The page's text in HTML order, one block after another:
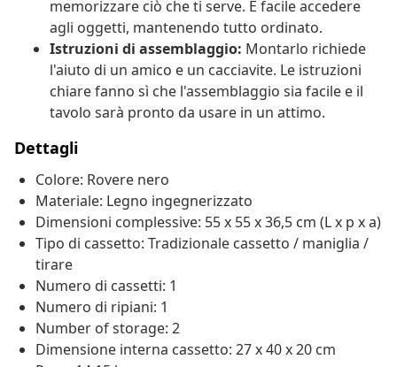
memorizzare ciò che ti serve. È facile accedere
agli oggetti, mantenendo tutto ordinato.
Istruzioni di assemblaggio: Montarlo richiede
l'aiuto di un amico e un cacciavite. Le istruzioni
chiare fanno sì che l'assemblaggio sia facile e il
tavolo sarà pronto da usare in un attimo.
Dettagli
Colore: Rovere nero
Materiale: Legno ingegnerizzato
Dimensioni complessive: 55 x 55 x 36,5 cm (L x p x a)
Tipo di cassetto: Tradizionale cassetto / maniglia /
tirare
Numero di cassetti: 1
Numero di ripiani: 1
Number of storage: 2
Dimensione interna cassetto: 27 x 40 x 20 cm